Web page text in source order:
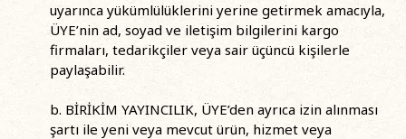
uyarınca yükümlülüklerini yerine getirmek amacıyla,
ÜYE’nin ad, soyad ve iletişim bilgilerini kargo
firmaları, tedarikçiler veya sair üçüncü kişilerle
paylaşabilir.
b. BİRİKİM YAYINCILIK, ÜYE’den ayrıca izin alınması
şartı ile yeni veya mevcut ürün, hizmet veya